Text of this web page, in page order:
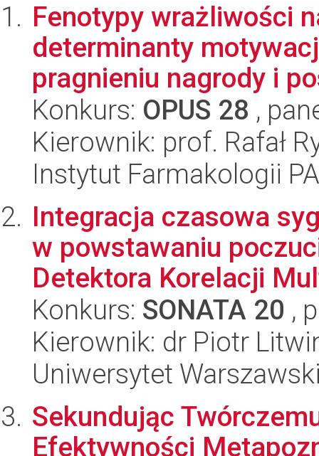
Fenotypy wrażliwości
determinanty
pragnieniu nagrody i
Konkurs: OPUS 28 ,
Kierownik: prof. Rafał
Instytut Farmakologii
Integracja czasowa
w powstawaniu
Detektora Korelacji
Konkurs: SONATA 20 ,
Kierownik: dr Piotr
Uniwersytet
Sekundując
Efektywności